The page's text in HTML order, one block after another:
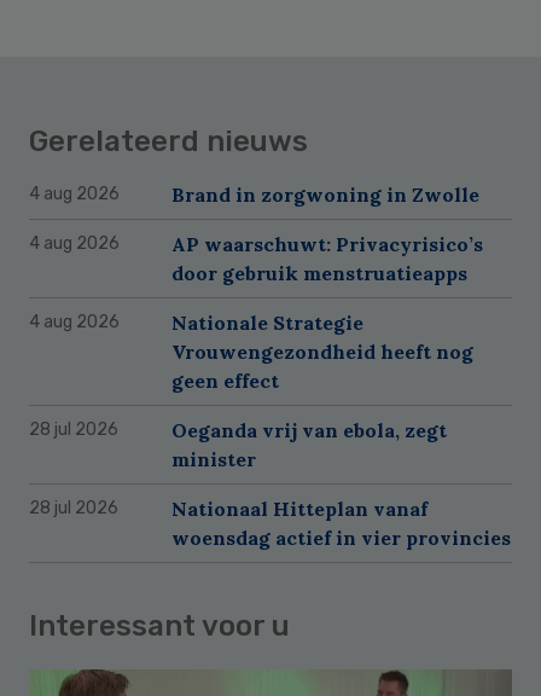
Gerelateerd nieuws
4 aug 2026 Brand in zorgwoning in Zwolle
4 aug 2026
AP waarschuwt: Privacyrisico’s
door gebruik menstruatieapps
4 aug 2026
Nationale Strategie
Vrouwengezondheid heeft nog
geen effect
28 jul 2026
Oeganda vrij van ebola, zegt
minister
28 jul 2026
Nationaal Hitteplan vanaf
woensdag actief in vier provincies
Interessant voor u